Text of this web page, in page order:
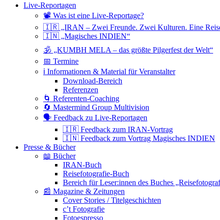
Live-Reportagen
📽 Was ist eine Live-Reportage?
🇮🇷 „IRAN – Zwei Freunde. Zwei Kulturen. Eine
🇮🇳 „Magisches INDIEN“
🕉 „KUMBH MELA – das größte Pilgerfest der Welt“
📅 Termine
ℹ️ Informationen & Material für Veranstalter
Download-Bereich
Referenzen
🌀 Referenten-Coaching
🔄 Mastermind Group Multivision
🗣 Feedback zu Live-Reportagen
🇮🇷 Feedback zum IRAN-Vortrag
🇮🇳 Feedback zum Vortrag Magisches INDIEN
Presse & Bücher
📖 Bücher
IRAN-Buch
Reisefotografie-Buch
Bereich für Leser:innen des Buches
📰 Magazine & Zeitungen
Cover Stories / Titelgeschichten
c’t Fotografie
Fotoespresso